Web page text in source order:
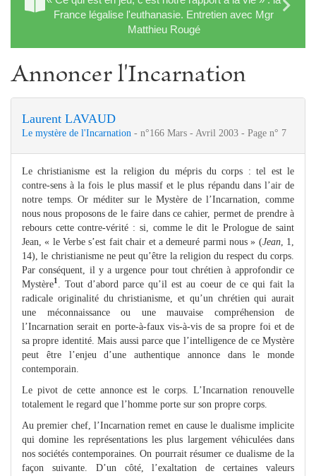
France légalise l'euthanasie. Entretien avec Mgr
Matthieu Rougé
Annoncer l'Incarnation
Laurent LAVAUD
Le mystère de l'Incarnation - n°166 Mars - Avril 2003 - Page n° 7
Le christianisme est la religion du mépris du corps : tel est le
contre-sens à la fois le plus massif et le plus répandu dans l’air de
notre temps. Or méditer sur le Mystère de l’Incarnation, comme
nous nous proposons de le faire dans ce cahier, permet de prendre à
rebours cette contre-vérité : si, comme le dit le Prologue de saint
Jean, « le Verbe s’est fait chair et a demeuré parmi nous » (Jean, 1,
14), le christianisme ne peut qu’être la religion du respect du corps.
Par conséquent, il y a urgence pour tout chrétien à approfondir ce
Mystère1
. Tout d’abord parce qu’il est au coeur de ce qui fait la
radicale originalité du christianisme, et qu’un chrétien qui aurait
une méconnaissance ou une mauvaise compréhension de
l’Incarnation serait en porte-à-faux vis-à-vis de sa propre foi et de
sa propre identité. Mais aussi parce que l’intelligence de ce Mystère
peut être l’enjeu d’une authentique annonce dans le monde
contemporain.
Le pivot de cette annonce est le corps. L’Incarnation renouvelle
totalement le regard que l’homme porte sur son propre corps.
Au premier chef, l’Incarnation remet en cause le dualisme implicite
qui domine les représentations les plus largement véhiculées dans
nos sociétés contemporaines. On pourrait résumer ce dualisme de la
façon suivante. D’un côté, l’exaltation de certaines valeurs